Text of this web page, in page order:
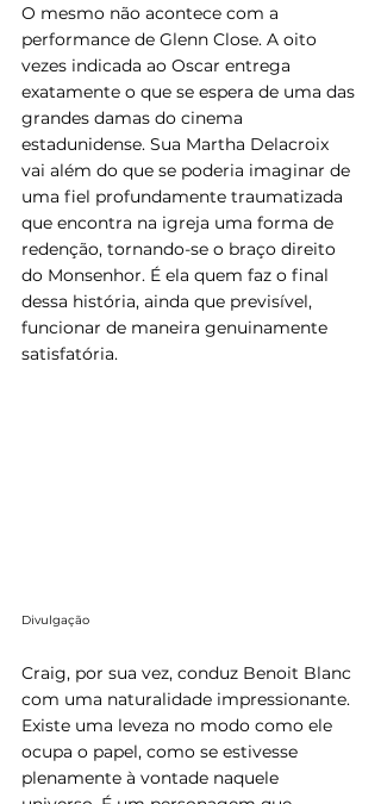
O mesmo não acontece com a
performance de Glenn Close. A oito
vezes indicada ao Oscar entrega
exatamente o que se espera de uma das
grandes damas do cinema
estadunidense. Sua Martha Delacroix
vai além do que se poderia imaginar de
uma fiel profundamente traumatizada
que encontra na igreja uma forma de
redenção, tornando-se o braço direito
do Monsenhor. É ela quem faz o final
dessa história, ainda que previsível,
funcionar de maneira genuinamente
satisfatória.
Divulgação
Craig, por sua vez, conduz Benoit Blanc
com uma naturalidade impressionante.
Existe uma leveza no modo como ele
ocupa o papel, como se estivesse
plenamente à vontade naquele